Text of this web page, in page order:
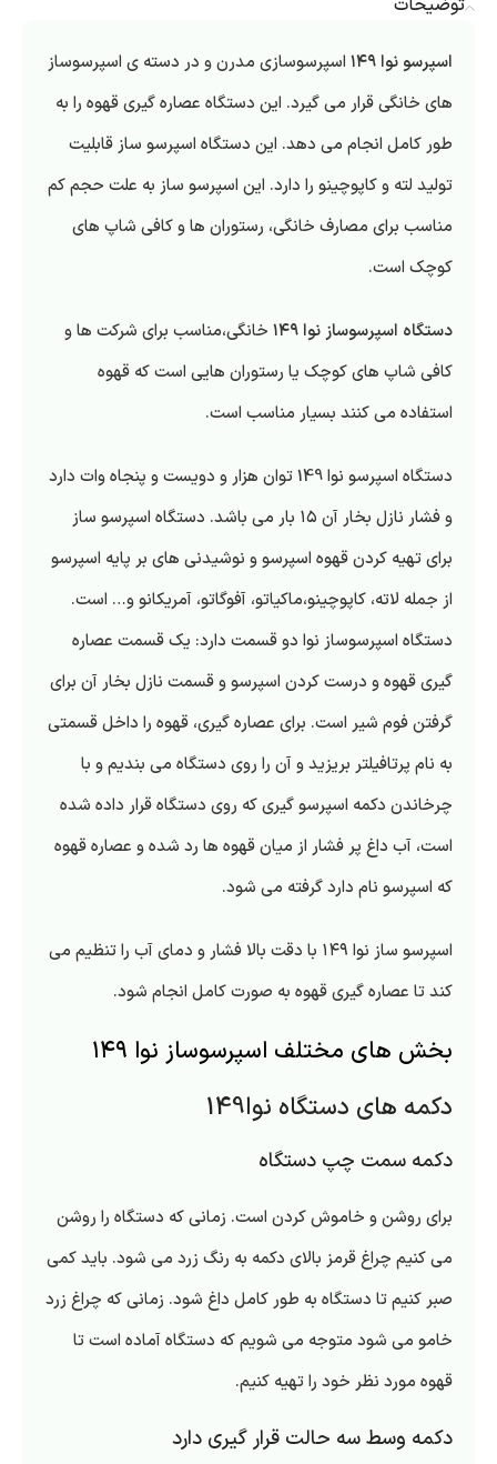
توضیحات
اسپرسو نوا ۱۴۹
اسپرسوسازی مدرن و در دسته ی اسپرسوساز
های خانگی قرار می گیرد. این دستگاه عصاره گیری قهوه را به
طور کامل انجام می دهد. این دستگاه اسپرسو ساز قابلیت
تولید لته و کاپوچینو را دارد. این اسپرسو ساز به علت حجم کم
مناسب برای مصارف خانگی، رستوران ها و کافی شاپ های
کوچک است.
دستگاه اسپرسوساز نوا ۱۴۹
خانگی،مناسب برای شرکت ها و
کافی شاپ های کوچک یا رستوران هایی است که قهوه
استفاده می کنند بسیار مناسب است.
دستگاه اسپرسو نوا 149 توان هزار و دویست و پنجاه وات دارد
و فشار نازل بخار آن ۱۵ بار می باشد. دستگاه اسپرسو ساز
برای تهیه کردن قهوه اسپرسو و نوشیدنی های بر پایه اسپرسو
از جمله لاته، کاپوچینو،ماکیاتو، آفوگاتو، آمریکانو و… است.
دستگاه اسپرسوساز نوا دو قسمت دارد: یک قسمت عصاره
گیری قهوه و درست کردن اسپرسو و قسمت نازل بخار آن برای
گرفتن فوم شیر است. برای عصاره گیری، قهوه را داخل قسمتی
به نام پرتافیلتر بریزید و آن را روی دستگاه می بندیم و با
چرخاندن دکمه اسپرسو گیری که روی دستگاه قرار داده شده
است، آب داغ پر فشار از میان قهوه ها رد شده و عصاره قهوه
که اسپرسو نام دارد گرفته می شود.
اسپرسو ساز نوا ۱۴۹ با دقت بالا فشار و دمای آب را تنظیم می
کند تا عصاره گیری قهوه به صورت کامل انجام شود.
بخش های مختلف اسپرسوساز نوا ۱۴۹
دکمه های دستگاه نوا149
دکمه سمت چپ دستگاه
برای روشن و خاموش کردن است. زمانی که دستگاه را روشن
می کنیم چراغ قرمز بالای دکمه به رنگ زرد می شود. باید کمی
صبر کنیم تا دستگاه به طور کامل داغ شود. زمانی که چراغ زرد
خامو می شود متوجه می شویم که دستگاه آماده است تا
قهوه مورد نظر خود را تهیه کنیم.
دکمه وسط سه حالت قرار گیری دارد